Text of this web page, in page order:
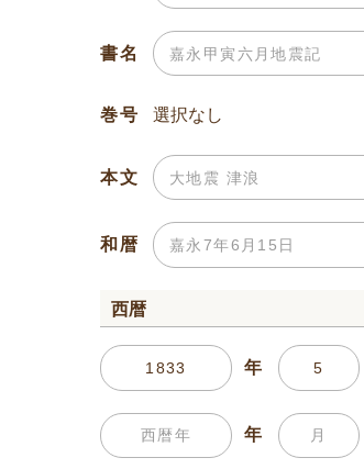
書名
巻号
本文
和暦
西暦
年
年